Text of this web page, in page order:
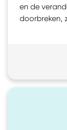
en de
doorbreken,
continue
een
ontwikkeling
stimuleert